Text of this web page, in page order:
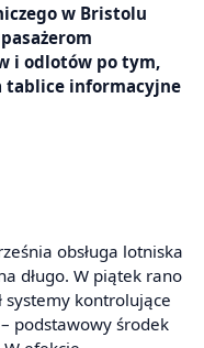
w Bristolu
i odlotów po tym,
tablice informacyjne
obsługa lotniska
długo. W piątek rano
systemy kontrolujące
podstawowy środek